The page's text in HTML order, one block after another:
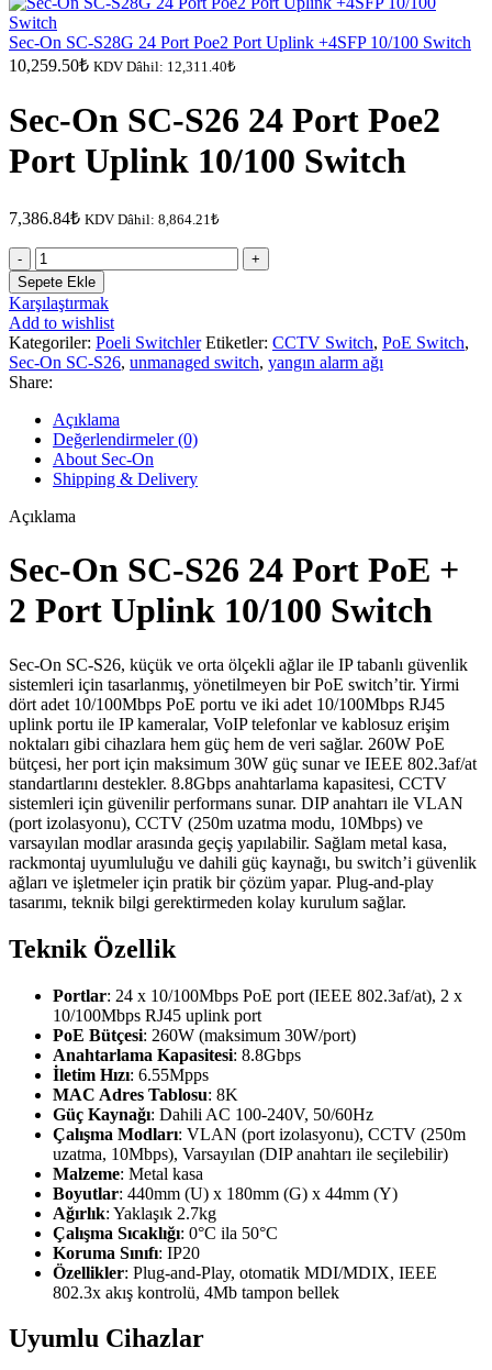
Sec-On SC-S28G 24 Port Poe2 Port Uplink +4SFP 10/100 Switch
10,259.50₺ KDV Dâhil: 12,311.40₺
Sec-On SC-S26 24 Port Poe2
Port Uplink 10/100 Switch
7,386.84₺ KDV Dâhil: 8,864.21 ₺
Sec-
On
SC-
S26
24
Port
Poe2
Port
Uplink
10/100
Switch
adet
Sepete Ekle
Karşılaştırmak
Add to wishlist
Kategoriler: Poeli Switchler Etiketler: CCTV Switch, PoE Switch,
Sec-On SC-S26, unmanaged switch, yangın alarm ağı
Share:
Açıklama
Değerlendirmeler (0)
About Sec-On
Shipping & Delivery
Açıklama
Sec-On SC-S26 24 Port PoE +
2 Port Uplink 10/100 Switch
Sec-On SC-S26, küçük ve orta ölçekli ağlar ile IP tabanlı güvenlik
sistemleri için tasarlanmış, yönetilmeyen bir PoE switch’tir. Yirmi
dört adet 10/100Mbps PoE portu ve iki adet 10/100Mbps RJ45
uplink portu ile IP kameralar, VoIP telefonlar ve kablosuz erişim
noktaları gibi cihazlara hem güç hem de veri sağlar. 260W PoE
bütçesi, her port için maksimum 30W güç sunar ve IEEE 802.3af/at
standartlarını destekler. 8.8Gbps anahtarlama kapasitesi, CCTV
sistemleri için güvenilir performans sunar. DIP anahtarı ile VLAN
(port izolasyonu), CCTV (250m uzatma modu, 10Mbps) ve
varsayılan modlar arasında geçiş yapılabilir. Sağlam metal kasa,
rackmontaj uyumluluğu ve dahili güç kaynağı, bu switch’i güvenlik
ağları ve işletmeler için pratik bir çözüm yapar. Plug-and-play
tasarımı, teknik bilgi gerektirmeden kolay kurulum sağlar.
Teknik Özellik
Portlar: 24 x 10/100Mbps PoE port (IEEE 802.3af/at), 2 x
10/100Mbps RJ45 uplink port
PoE Bütçesi: 260W (maksimum 30W/port)
Anahtarlama Kapasitesi: 8.8Gbps
İletim Hızı: 6.55Mpps
MAC Adres Tablosu: 8K
Güç Kaynağı: Dahili AC 100-240V, 50/60Hz
Çalışma Modları: VLAN (port izolasyonu), CCTV (250m
uzatma, 10Mbps), Varsayılan (DIP anahtarı ile seçilebilir)
Malzeme: Metal kasa
Boyutlar: 440mm (U) x 180mm (G) x 44mm (Y)
Ağırlık: Yaklaşık 2.7kg
Çalışma Sıcaklığı: 0°C ila 50°C
Koruma Sınıfı: IP20
Özellikler: Plug-and-Play, otomatik MDI/MDIX, IEEE
802.3x akış kontrolü, 4Mb tampon bellek
Uyumlu Cihazlar